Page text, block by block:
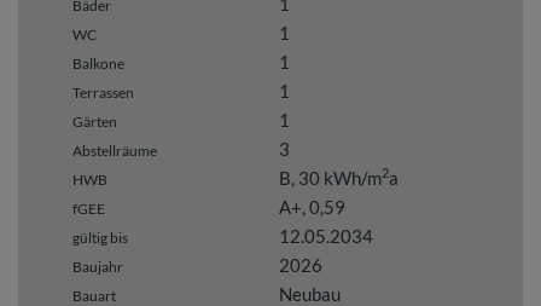
Bäder
WC 1
Balkone 1
Terrassen 1
Gärten 1
Abstellräume 3
HWB B, 30 kWh/m2a
fGEE A+, 0,59
gültig bis 12.05.2034
Baujahr 2026
Bauart Neubau